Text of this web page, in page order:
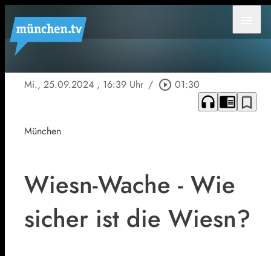
Mi., 25.09.2024 , 16:39 Uhr / play_circle_outline 01:30
headphones chrome_reader_mode bookmark_border
München
Wiesn-Wache - Wie
sicher ist die Wiesn?